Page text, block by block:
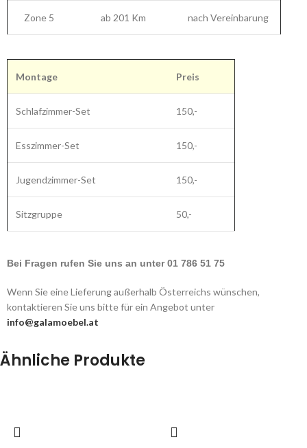
Zone 5 ab 201 Km nach Vereinbarung
Montage Preis
Schlafzimmer-Set 150,-
Esszimmer-Set 150,-
Jugendzimmer-Set 150,-
Sitzgruppe 50,-
Bei Fragen rufen Sie uns an unter 01 786 51 75
Wenn Sie eine Lieferung außerhalb Österreichs wünschen,
kontaktieren Sie uns bitte für ein Angebot unter
info@galamoebel.at
Ähnliche Produkte